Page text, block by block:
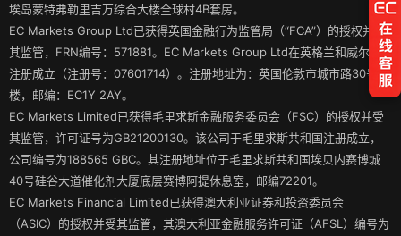
埃岛蒙特弗勒里吉万综合大楼全球村4B套房。
EC Markets Group Ltd已获得英国金融行为监管局（“FCA”）的授权并受
其监管，FRN编号：571881。EC Markets Group Ltd在英格兰和威尔士
注册成立（注册号：07601714）。注册地址为：英国伦敦市城市路30号3
楼，邮编：EC1Y 2AY。
EC Markets Limited已获得毛里求斯金融服务委员会（FSC）的授权并受
其监管，许可证号为GB21200130。该公司于毛里求斯共和国注册成立，
公司编号为188565 GBC。其注册地址位于毛里求斯共和国埃贝内赛博城
40号硅谷大道催化剂大厦底层赛博阿提休息室，邮编72201。
EC Markets Financial Limited已获得澳大利亚证券和投资委员会
（ASIC）的授权并受其监管，其澳大利亚金融服务许可证（AFSL）编号为